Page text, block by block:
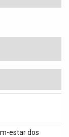
estar dos